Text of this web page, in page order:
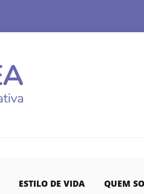
ESTILO DE VIDA QUEM